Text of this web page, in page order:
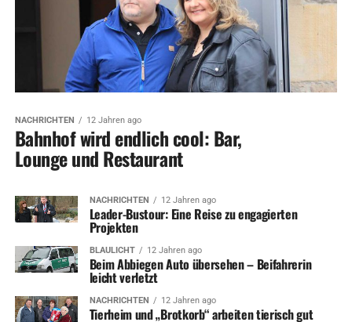
NACHRICHTEN 12 Jahren ago
Bahnhof wird endlich cool: Bar,
Lounge und Restaurant
NACHRICHTEN 12 Jahren ago
Leader-Bustour: Eine Reise zu engagierten
Projekten
BLAULICHT 12 Jahren ago
Beim Abbiegen Auto übersehen – Beifahrerin
leicht verletzt
NACHRICHTEN 12 Jahren ago
Tierheim und „Brotkorb“ arbeiten tierisch gut